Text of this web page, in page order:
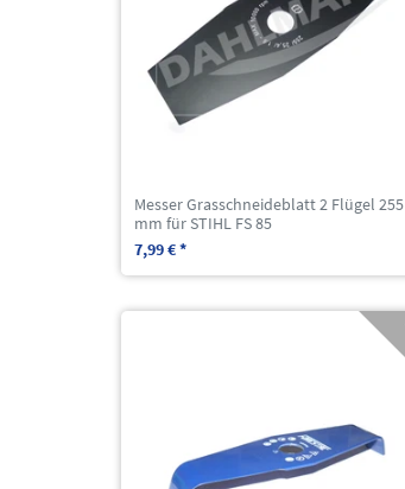
Messer Grasschneideblatt 2 Flügel 255
mm für STIHL FS 85
7,99 € *